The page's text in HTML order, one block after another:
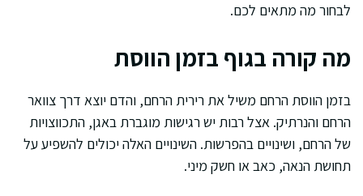
לבחור מה מתאים לכם.
מה קורה בגוף בזמן הווסת
בזמן הווסת הרחם משיל את רירית הרחם, והדם יוצא דרך צוואר
הרחם והנרתיק. אצל רבות יש רגישות מוגברת באגן, התכווצויות
של הרחם, ושינויים בהפרשות. השינויים האלה יכולים להשפיע על
תחושת הנאה, כאב או חשק מיני.